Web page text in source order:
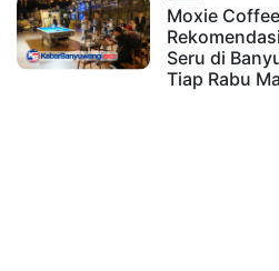
Moxie
Seru di
Tiap Rabu